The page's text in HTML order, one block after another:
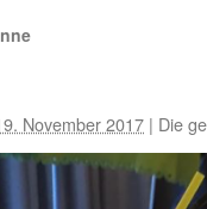
November 2017 | Die